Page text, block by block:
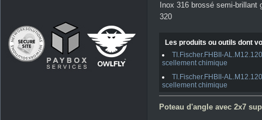
Inox 316 brossé semi-brillant
320
Les produits ou outils dont
TI.Fischer.FHBII-
scellement chimique
TI.Fischer.FHBII-
scellement chimique
Poteau d'angle avec 2x7